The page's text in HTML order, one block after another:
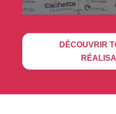
DÉCOUVRIR